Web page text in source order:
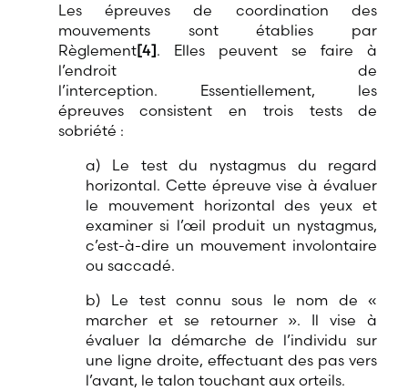
Les épreuves de coordination des
mouvements sont établies par
Règlement[4]. Elles peuvent se faire à
l’endroit de
l’interception. Essentiellement, les
épreuves consistent en trois tests de
sobriété :
a) Le test du nystagmus du regard
horizontal. Cette épreuve vise à évaluer
le mouvement horizontal des yeux et
examiner si l’œil produit un nystagmus,
c’est-à-dire un mouvement involontaire
ou saccadé.
b) Le test connu sous le nom de «
marcher et se retourner ». Il vise à
évaluer la démarche de l’individu sur
une ligne droite, effectuant des pas vers
l’avant, le talon touchant aux orteils.